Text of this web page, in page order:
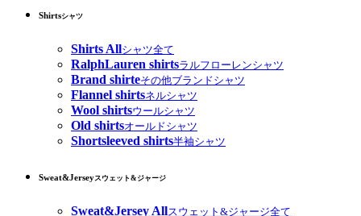
Shirtsシャツ
Shirts Allシャツ全て
RalphLauren shirtsラルフローレンシャツ
Brand shirteその他ブランドシャツ
Flannel shirtsネルシャツ
Wool shirtsウールシャツ
Old shirtsオールドシャツ
Shortsleeved shirts半袖シャツ
Sweat&Jerseyスウェット&ジャージ
Sweat&Jersey Allスウェット&ジャージ全て